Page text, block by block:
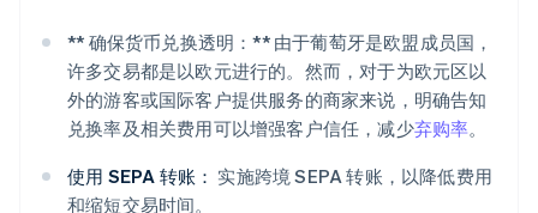
** 确保货币兑换透明：** 由于葡萄牙是欧盟成员国，
许多交易都是以欧元进行的。然而，对于为欧元区以
外的游客或国际客户提供服务的商家来说，明确告知
兑换率及相关费用可以增强客户信任，减少弃购率。
使用 SEPA 转账： 实施跨境 SEPA 转账，以降低费用
和缩短交易时间。
English
爱尔兰
English
爱沙尼亚
English
DeutschEnglish
澳大利亚